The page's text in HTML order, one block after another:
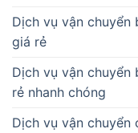
Dịch vụ vận chuyển
giá rẻ
Dịch vụ vận chuyển
rẻ nhanh chóng
Dịch vụ vận